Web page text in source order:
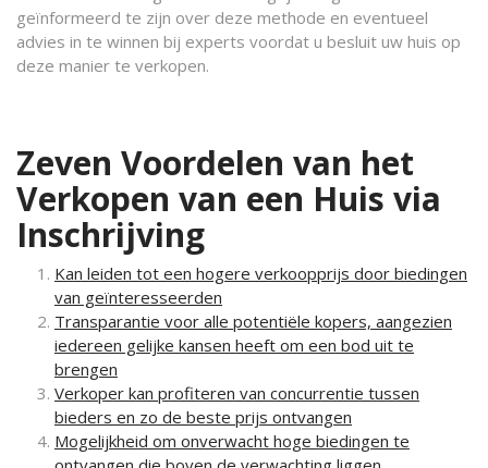
geïnformeerd te zijn over deze methode en eventueel
advies in te winnen bij experts voordat u besluit uw huis op
deze manier te verkopen.
Zeven Voordelen van het
Verkopen van een Huis via
Inschrijving
Kan leiden tot een hogere verkoopprijs door biedingen
van geïnteresseerden
Transparantie voor alle potentiële kopers, aangezien
iedereen gelijke kansen heeft om een bod uit te
brengen
Verkoper kan profiteren van concurrentie tussen
bieders en zo de beste prijs ontvangen
Mogelijkheid om onverwacht hoge biedingen te